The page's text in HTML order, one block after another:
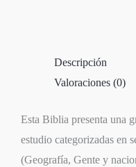
Descripción
Valoraciones (0)
Esta Biblia presenta una
estudio categorizadas en
(Geografía, Gente y